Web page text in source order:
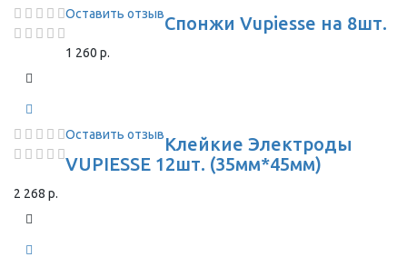
Оставить отзывСпонжи Vupiesse на 8шт.
1 260 р.
Оставить отзывКлейкие Электроды
VUPIESSE 12шт. (35мм*45мм)
2 268 р.